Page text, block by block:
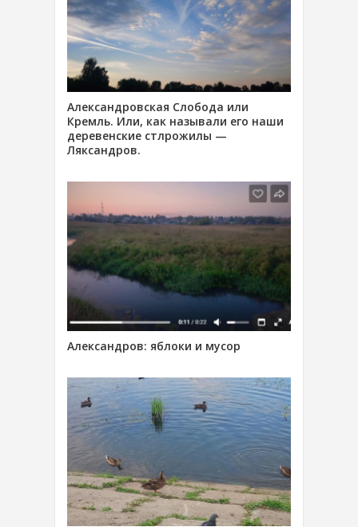
Александровская Слобода или
Кремль. Или, как называли его наши
деревенские стлрожилы —
Ляксандров.
Александров: яблоки и мусор